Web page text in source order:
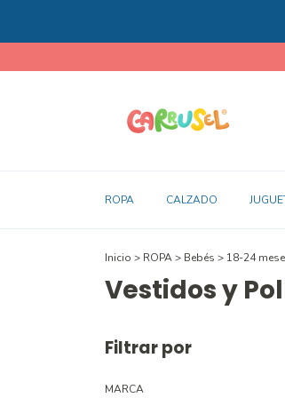
ROPA CALZADO
Inicio > ROPA> Bebés > 18-24
Vestidos y
Filtrar por
MARCA